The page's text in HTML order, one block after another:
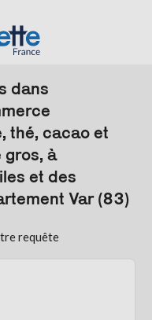
dans
thé, cacao et
gros, à
et des
Var (83)
requête